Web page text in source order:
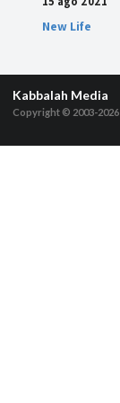
New Life
Kabbalah Media
Copyright © 2003-2026